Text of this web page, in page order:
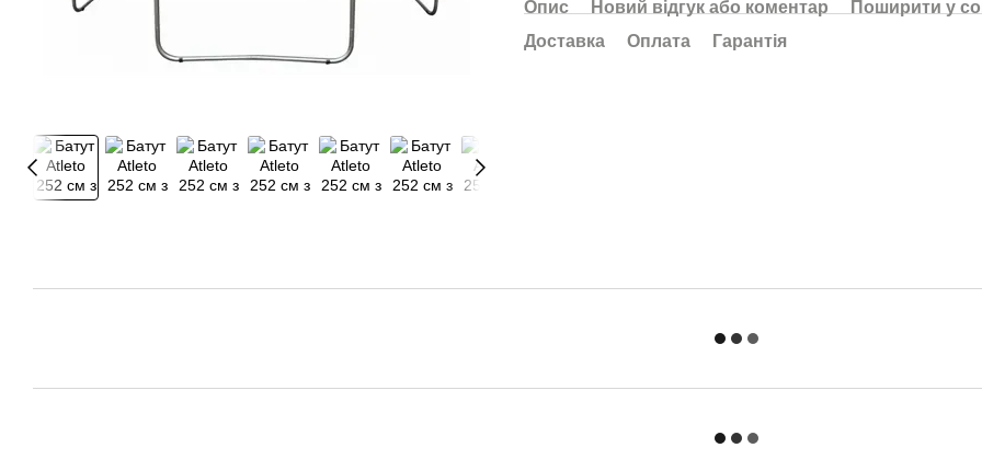
Опис Новий відгук або коментар
Поширити у
Доставка
Оплата Гарантія